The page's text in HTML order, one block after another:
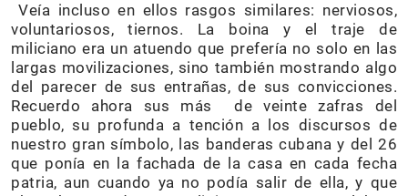
Veía incluso en ellos rasgos similares: nerviosos,
voluntariosos, tiernos. La boina y el traje de
miliciano era un atuendo que prefería no solo en las
largas movilizaciones, sino también mostrando algo
del parecer de sus entrañas, de sus convicciones.
Recuerdo ahora sus más de veinte zafras del
pueblo, su profunda a tención a los discursos de
nuestro gran símbolo, las banderas cubana y del 26
que ponía en la fachada de la casa en cada fecha
patria, aun cuando ya no podía salir de ella, y que